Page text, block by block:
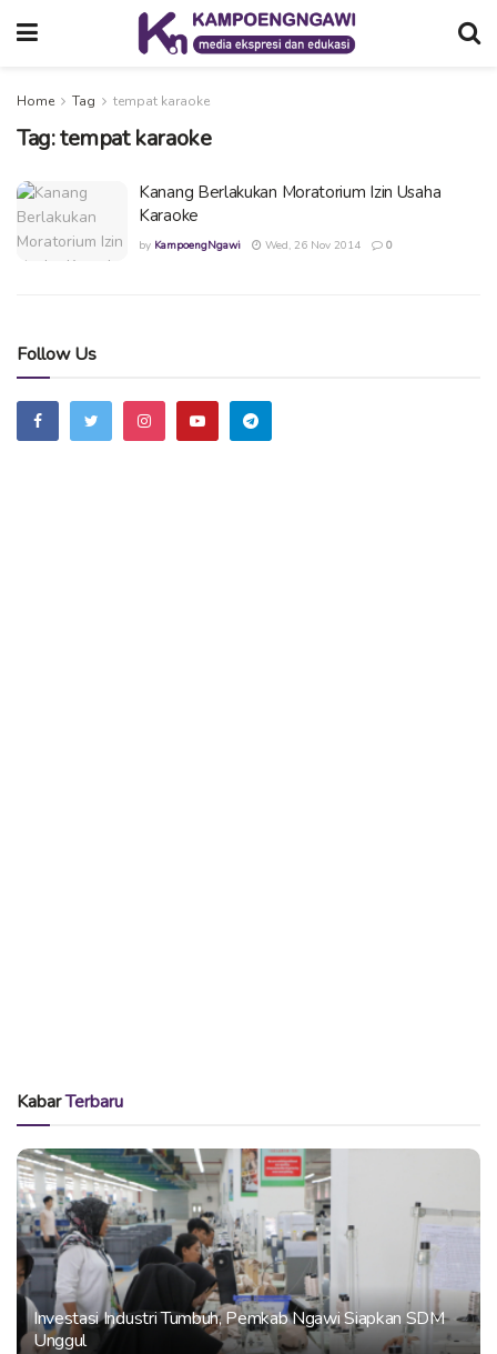
Home Tag tempat karaoke
Tag:tempat karaoke
Kanang Berlakukan Moratorium Izin Usaha
Karaoke
by KampoengNgawi Wed, 26 Nov 2014 0
Follow Us
KabarTerbaru
Investasi Industri Tumbuh, Pemkab Ngawi Siapkan SDM
Unggul